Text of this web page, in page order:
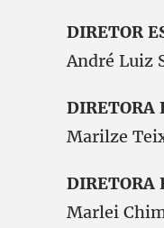
DIRETOR
André Luiz
DIRETORA
Marilze
DIRETORA
Marlei